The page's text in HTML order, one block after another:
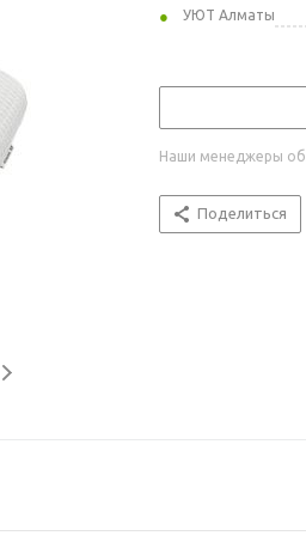
УЮТ Алматы
Наши менеджеры
Поделиться